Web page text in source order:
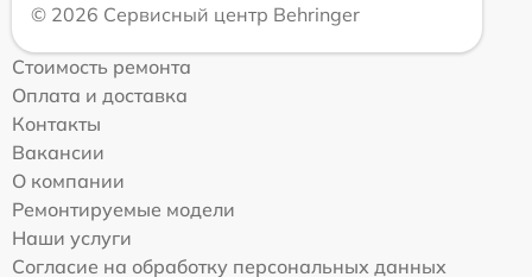
© 2026 Сервисный центр Behringer
Стоимость ремонта
Оплата и доставка
Контакты
Вакансии
О компании
Ремонтируемые модели
Наши услуги
Согласие на обработку персональных данных